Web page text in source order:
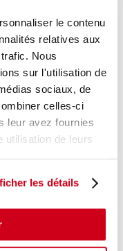
le contenu
relatives aux
Nous
sur l'utilisation de
sociaux, de
celles-ci
leur avez fournies
utilisation de leurs
les détails
Reconditionné
en France
et boîte à vitesses. (2)
!